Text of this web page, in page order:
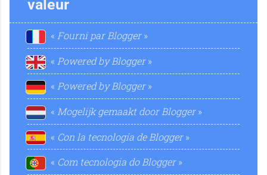
n
n
é
m
e
n
i
m
valeur
Fourni par Blogger
Powered by Blogger
Powered by Blogger
Mogelijk gemaakt door Blogger
Con la tecnología de Blogger
Com tecnologia do Blogger